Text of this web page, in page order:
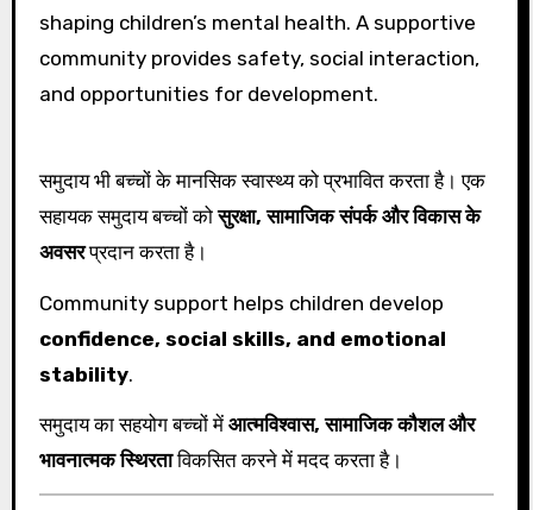
shaping children’s mental health. A supportive
community provides safety, social interaction,
and opportunities for development.
समुदाय भी बच्चों के मानसिक स्वास्थ्य को प्रभावित करता है। एक
सहायक समुदाय बच्चों कोसुरक्षा, सामाजिक संपर्क और विकास के
अवसरप्रदान करता है।
Community support helps children develop
confidence, social skills, and emotional
stability.
समुदाय का सहयोग बच्चों में आत्मविश्वास, सामाजिक कौशल और
भावनात्मक स्थिरताविकसित करने में मदद करता है।